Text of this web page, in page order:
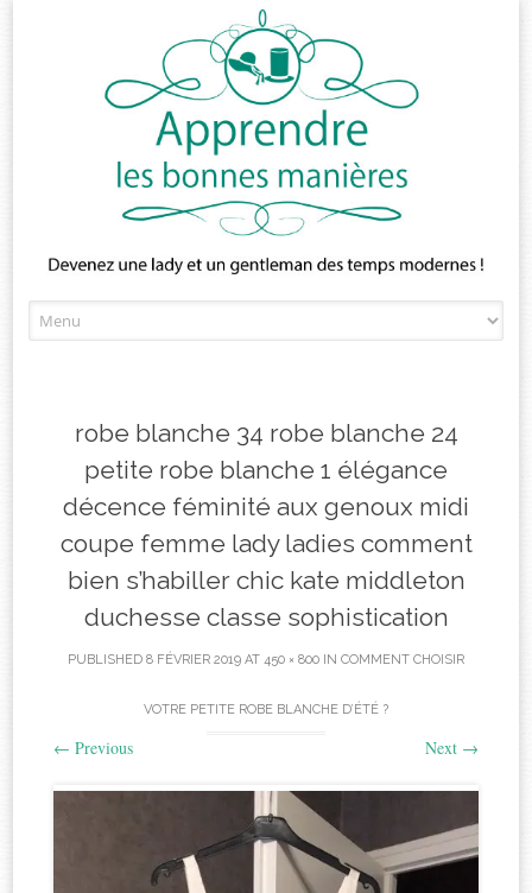
to
robe blanche 34 robe blanche 24
petite robe blanche 1 élégance
décence féminité aux genoux midi
coupe femme lady ladies comment
bien s’habiller chic kate middleton
duchesse classe sophistication
PUBLISHED 8 FÉVRIER 2019 AT 450 × 800 IN COMMENT CHOISIR
VOTRE PETITE ROBE BLANCHE D’ÉTÉ ?
← Previous Next →